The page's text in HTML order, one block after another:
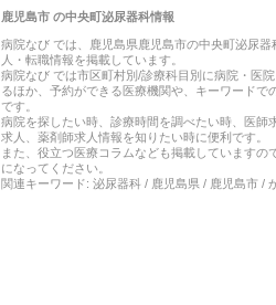
鹿児島市の中央町泌尿器科情報
病院なび では、 鹿児島県鹿児島市の中央町泌尿器
人・転職情報を掲載しています。
病院なび では市区町村別/診療科目別に病院・医
るほか、予約ができる医療機関や、キーワードで
です。
病院を探したい時、診療時間を調べたい時、医師
求人、薬剤師求人情報を知りたい時に便利です。
また、役立つ医療コラムなども掲載していますの
になってください。
関連キーワード: 泌尿器科 / 鹿児島県 / 鹿児島市 /